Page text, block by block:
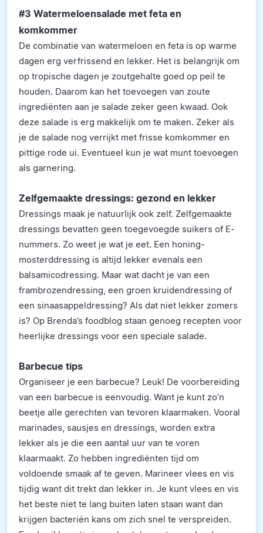
#3 Watermeloensalade met feta en
komkommer
De combinatie van watermeloen en feta is op warme
dagen erg verfrissend en lekker. Het is belangrijk om
op tropische dagen je zoutgehalte goed op peil te
houden. Daarom kan het toevoegen van zoute
ingrediënten aan je salade zeker geen kwaad. Ook
deze salade is erg makkelijk om te maken. Zeker als
je de salade nog verrijkt met frisse komkommer en
pittige rode ui. Eventueel kun je wat munt toevoegen
als garnering.
Zelfgemaakte dressings: gezond en lekker
Dressings maak je natuurlijk ook zelf. Zelfgemaakte
dressings bevatten geen toegevoegde suikers of E-
nummers. Zo weet je wat je eet. Een honing-
mosterddressing is altijd lekker evenals een
balsamicodressing. Maar wat dacht je van een
frambrozendressing, een groen kruidendressing of
een sinaasappeldressing? Als dat niet lekker zomers
is? Op Brenda’s foodblog staan genoeg recepten voor
heerlijke dressings voor een speciale salade.
Barbecue tips
Organiseer je een barbecue? Leuk! De voorbereiding
van een barbecue is eenvoudig. Want je kunt zo’n
beetje alle gerechten van tevoren klaarmaken. Vooral
marinades, sausjes en dressings, worden extra
lekker als je die een aantal uur van te voren
klaarmaakt. Zo hebben ingrediënten tijd om
voldoende smaak af te geven. Marineer vlees en vis
tijdig want dit trekt dan lekker in. Je kunt vlees en vis
het beste niet te lang buiten laten staan want dan
krijgen bacteriën kans om zich snel te verspreiden.